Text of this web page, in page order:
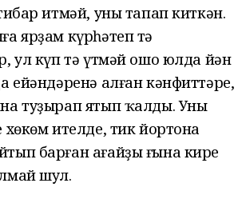
итмәй, уны тапап киткән.
ярҙам күрһәтеп тә
ул күп тә үтмәй ошо юлда йән
ейәндәренә алған кәнфиттәре,
туҙырап ятып ҡалды. Уны
хөкөм ителде, тик йортона
барған ағайҙы ғына кире
шул.